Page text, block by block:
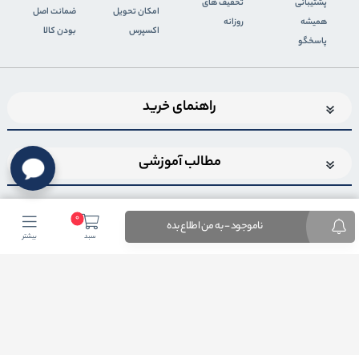
ناموجود - به من اطلاع بده 0
سبد بیشتر
پشتیبانی
همیشه
پاسخگو
تخفیف های
روزانه
اﻣﮑﺎن ﺗﺤﻮﯾﻞ
اﮐﺴﭙﺮس
ضمانت اصل
بودن کالا
راهنمای خرید
مطالب آموزشی